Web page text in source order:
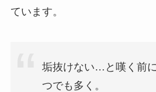
ています。
垢抜けない…と嘆く前
つでも多く。